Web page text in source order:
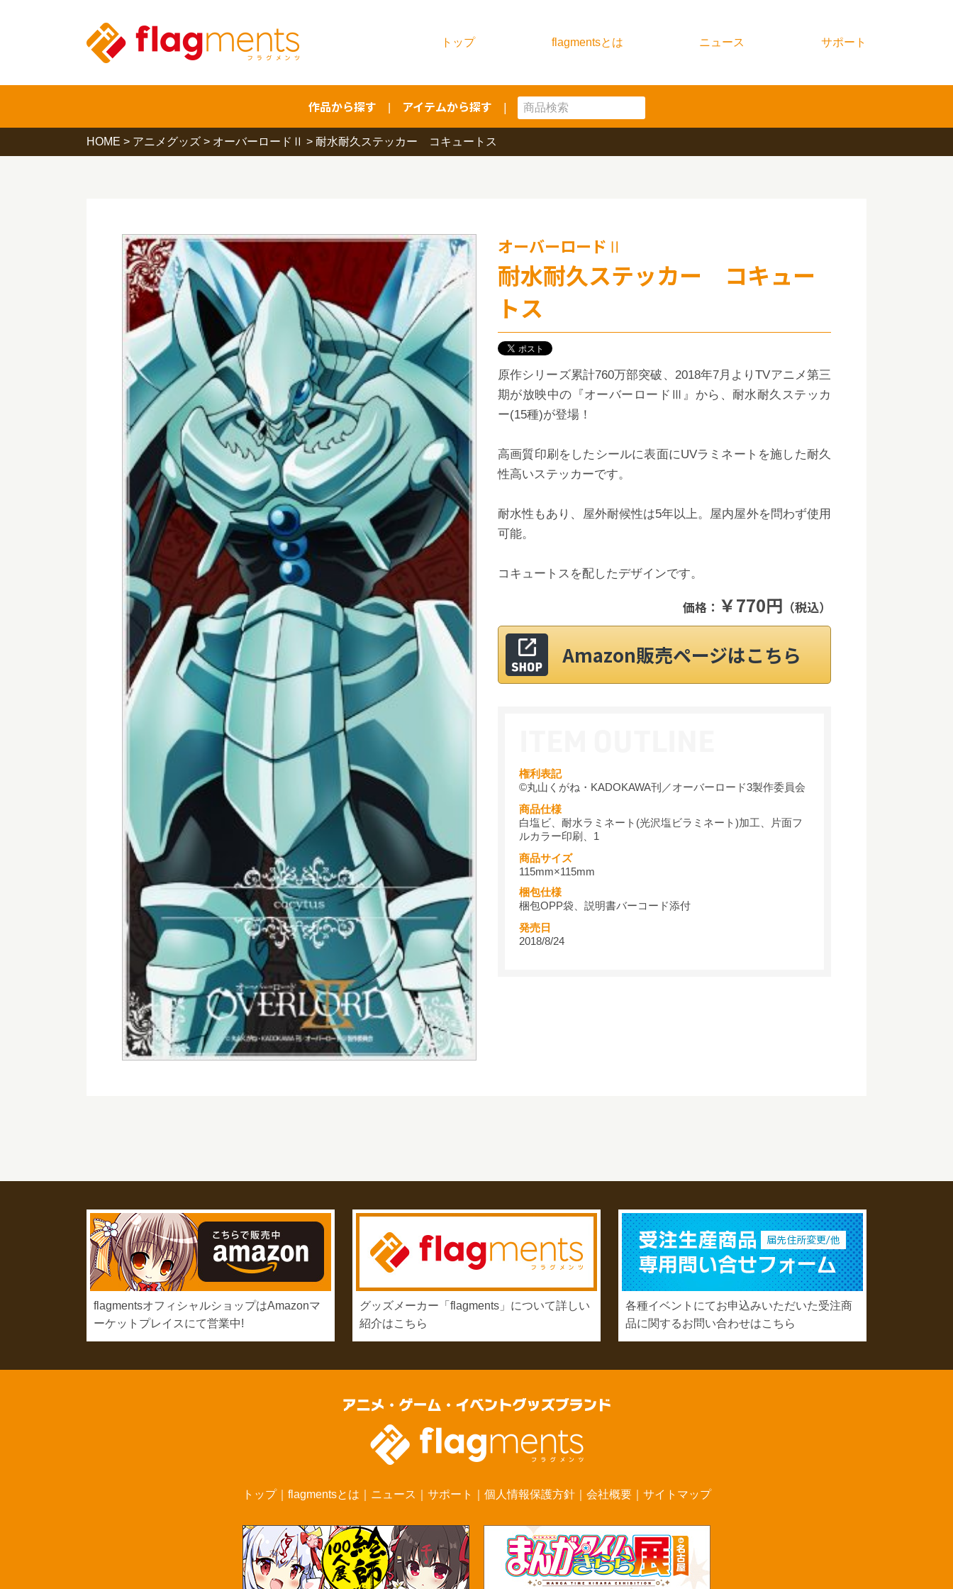
トップ flagmentsとは ニュース サポート
作品から探す アイテムから探す
HOME > アニメグッズ > オーバーロードⅡ > 耐水耐久ステッカー コキュートス
オーバーロードⅡ
耐水耐久ステッカー コキュー
トス
原作シリーズ累計760万部突破、2018年7月よりTVアニメ第三
期が放映中の『オーバーロードⅢ』から、耐水耐久ステッカ
ー(15種)が登場！
高画質印刷をしたシールに表面にUVラミネートを施した耐久
性高いステッカーです。
耐水性もあり、屋外耐候性は5年以上。屋内屋外を問わず使用
可能。
コキュートスを配したデザインです。
価格： ￥770円 （税込）
Amazon販売ページはこちら
権利表記
©丸山くがね・KADOKAWA刊／オーバーロード3製作委員会
商品仕様
白塩ビ、耐水ラミネート(光沢塩ビラミネート)加工、片面フ
ルカラー印刷、1
商品サイズ
115mm×115mm
梱包仕様
梱包OPP袋、説明書バーコード添付
発売日
2018/8/24
flagmentsオフィシャルショップはAmazonマ
ーケットプレイスにて営業中!
グッズメーカー「flagments」について詳しい
紹介はこちら
各種イベントにてお申込みいただいた受注商
品に関するお問い合わせはこちら
トップ｜ flagmentsとは ニュース サポート 個人情報保護方針｜ 会社概要｜ サイトマップ